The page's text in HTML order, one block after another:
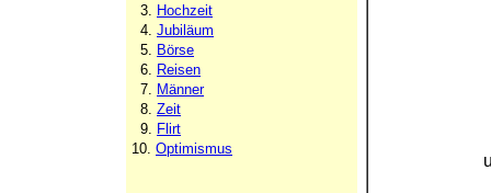
3. Hochzeit
4. Jubiläum
5. Börse
6. Reisen
7. Männer
8. Zeit
9. Flirt
10. Optimismus